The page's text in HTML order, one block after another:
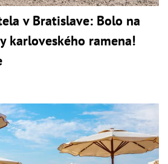
v Bratislave: Bolo na
karloveského ramena!